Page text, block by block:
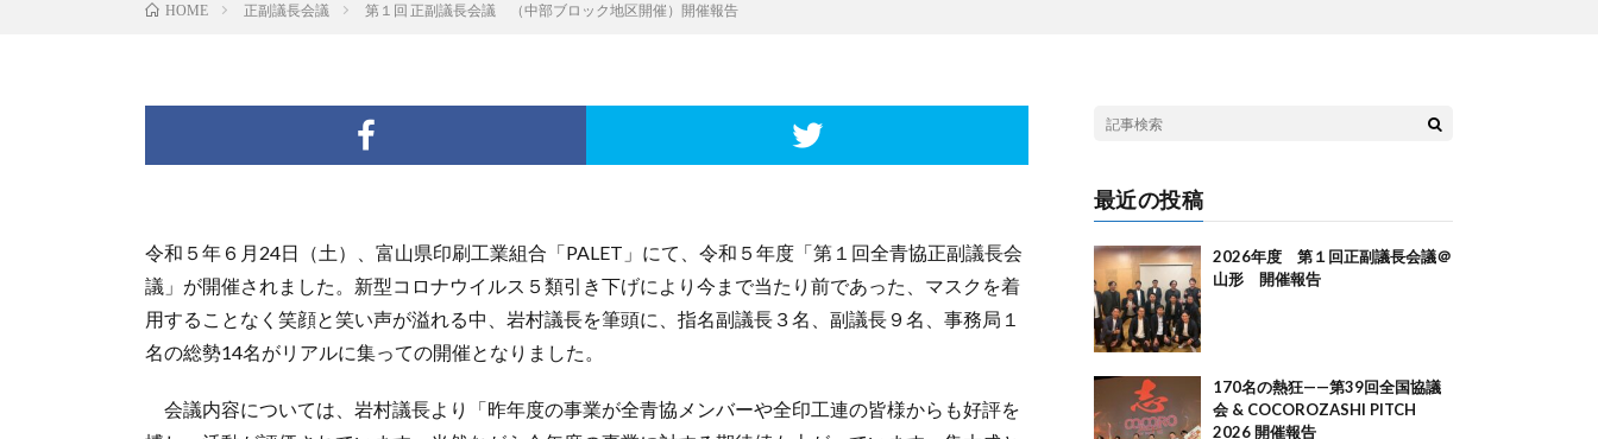
HOME 正副議長会議 第１回 正副議長会議 （中部ブロック地区開催）開催報告
令和５年６月24日（土）、富山県印刷工業組合「PALET」にて、令和５年度「第１回全青協正副議長会
議」が開催されました。新型コロナウイルス５類引き下げにより今まで当たり前であった、マスクを着
用することなく笑顔と笑い声が溢れる中、岩村議長を筆頭に、指名副議長３名、副議長９名、事務局１
名の総勢14名がリアルに集っての開催となりました。
会議内容については、岩村議長より「昨年度の事業が全青協メンバーや全印工連の皆様からも好評を
最近の投稿
2026年度 第１回正副議長会議＠
山形 開催報告
170名の熱狂——第39回全国協議
会 & COCOROZASHI PITCH
2026 開催報告